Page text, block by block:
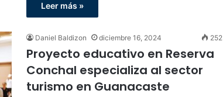
Leer más »
Daniel Baldizon diciembre 16, 2024 252
Proyecto educativo en Reserva
Conchal especializa al sector
turismo en Guanacaste